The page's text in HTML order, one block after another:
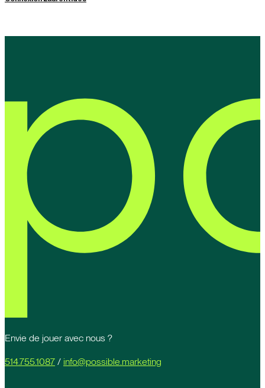
Envie de jouer avec nous ?
514.755.1087 / info@possible.marketing